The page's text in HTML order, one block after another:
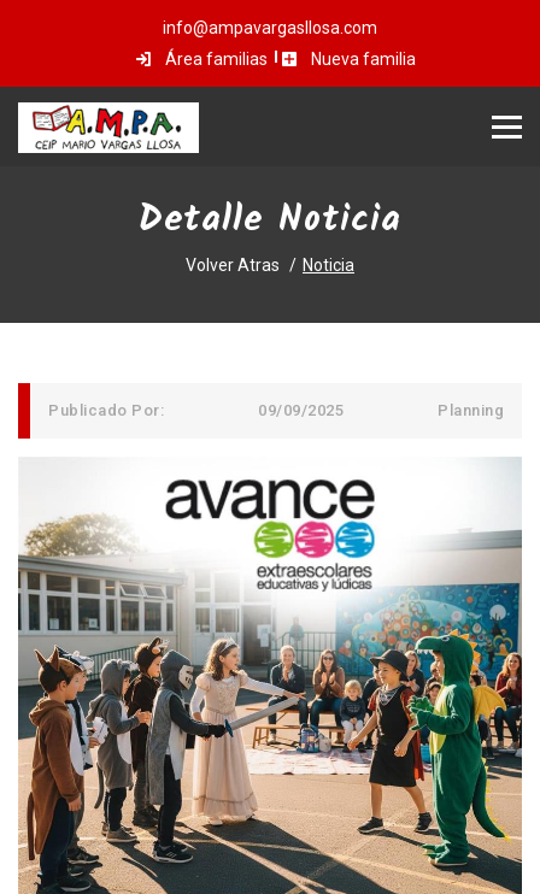
info@ampavargasllosa.com
Área familias
Nueva familia
Detalle Noticia
Volver Atras Noticia
Publicado Por: 09/09/2025 Planning